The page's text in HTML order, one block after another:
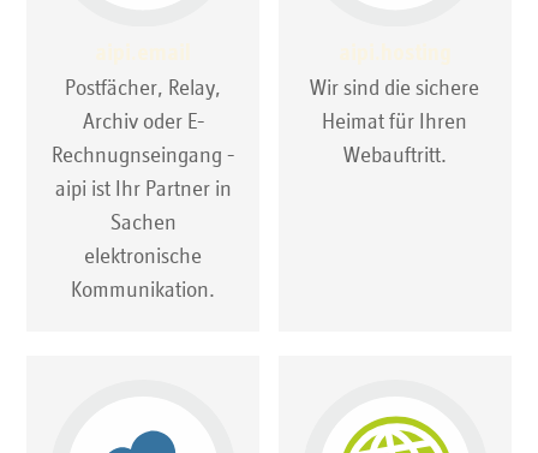
Postfächer, Relay,
Archiv oder E-
Rechnugnseingang -
aipi ist Ihr Partner in
Sachen
elektronische
Kommunikation.
Wir sind die sichere
Heimat für Ihren
Webauftritt.